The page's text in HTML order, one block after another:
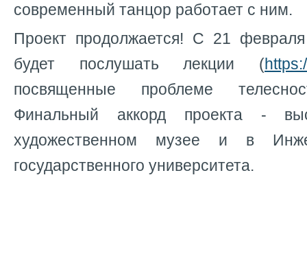
современный танцор работает с ним.
Проект продолжается! С 21
будет послушать лекции (
посвященные проблеме
Финальный аккорд проекта -
художественном музее и в
государственного университета.